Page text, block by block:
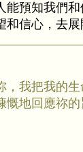
能預知我們
和信心，去
，我把我的
地回應祢的